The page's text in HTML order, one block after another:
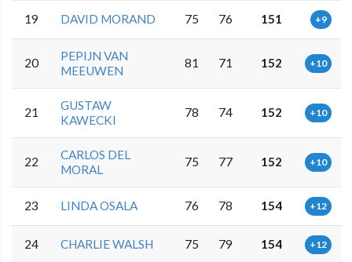
19 DAVID MORAND 75 76 151 +9
20
PEPIJN VAN
MEEUWEN
81 71 152 +10
21
GUSTAW
KAWECKI
78 74 152 +10
22
CARLOS DEL
MORAL
75 77 152 +10
23 LINDA OSALA 76 78 154 +12
24 CHARLIE WALSH 75 79 154 +12